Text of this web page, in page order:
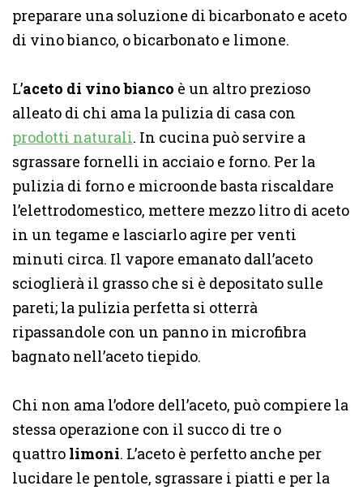
preparare una soluzione di bicarbonato e aceto
di vino bianco, o bicarbonato e limone.
L’aceto di vino bianco è un altro prezioso
alleato di chi ama la pulizia di casa con
prodotti naturali. In cucina può servire a
sgrassare fornelli in acciaio e forno. Per la
pulizia di forno e microonde basta riscaldare
l’elettrodomestico, mettere mezzo litro di aceto
in un tegame e lasciarlo agire per venti
minuti circa. Il vapore emanato dall’aceto
scioglierà il grasso che si è depositato sulle
pareti; la pulizia perfetta si otterrà
ripassandole con un panno in microfibra
bagnato nell’aceto tiepido.
Chi non ama l’odore dell’aceto, può compiere la
stessa operazione con il succo di tre o
quattro limoni. L’aceto è perfetto anche per
lucidare le pentole, sgrassare i piatti e per la